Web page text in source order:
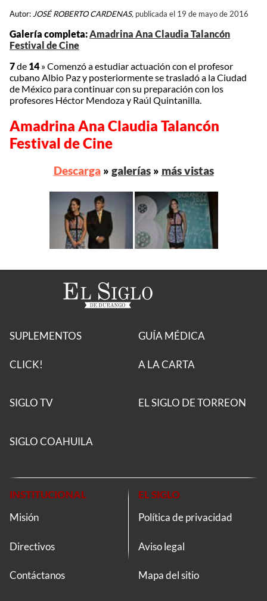
Autor: JOSÉ ROBERTO CARDENAS, publicada el 19 de mayo de 2016
Galería completa: Amadrina Ana Claudia Talancón
Festival de Cine
7de 14 »Comenzó a estudiar actuación con el profesor
cubano Albio Paz y posteriormente se trasladó a la Ciudad
de México para continuar con su preparación con los
profesores Héctor Mendoza y Raúl Quintanilla.
Amadrina Ana Claudia Talancón
Festival de Cine
Descarga» galerías» más vistas
SUPLEMENTOS
CLICK!
GUÍA MÉDICA
A LA CARTA
SIGLO TV EL SIGLO DE TORREON
SIGLO COAHUILA
INSTITUCIONAL
Misión
Directivos
Contáctanos
EL SIGLO
Política de privacidad
Aviso legal
Mapa del sitio